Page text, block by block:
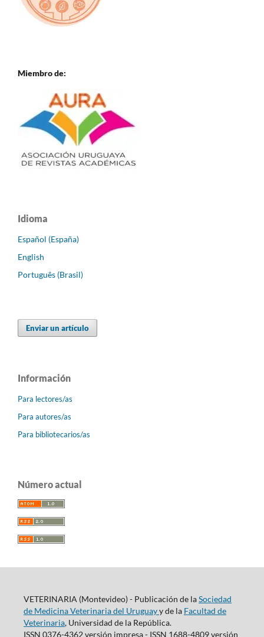
Miembro de:
Idioma
Español (España)
English
Português (Brasil)
Enviar un artículo
Información
Para lectores/as
Para autores/as
Para bibliotecarios/as
Número actual
VETERINARIA (Montevideo) - Publicación de laSociedad
de Medicina Veterinaria del Uruguayy de la Facultad de
Veterinaria, Universidad de la República.
ISSN 0376-4362 versión impresa - ISSN 1688-4809 versión